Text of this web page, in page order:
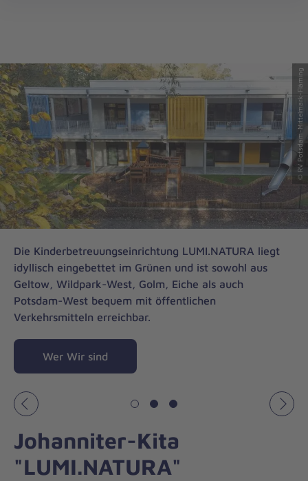
© RV Potsdam-Mittelmark-Fläming
Die Kinderbetreuungseinrichtung LUMI.NATURA liegt
idyllisch eingebettet im Grünen und ist sowohl aus
Geltow, Wildpark-West, Golm, Eiche als auch
Potsdam-West bequem mit öffentlichen
Verkehrsmitteln erreichbar.
Wer Wir sind
Vorheriges
Johanniter-Kita
"LUMI.NATURA"